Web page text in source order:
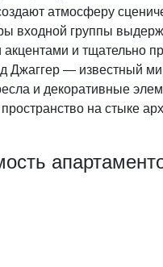
атмосферу
входной группы
и тщательно
— известный
и декоративные
на стыке